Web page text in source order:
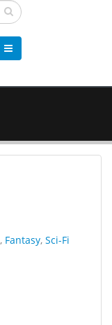
, Fantasy, Sci-Fi